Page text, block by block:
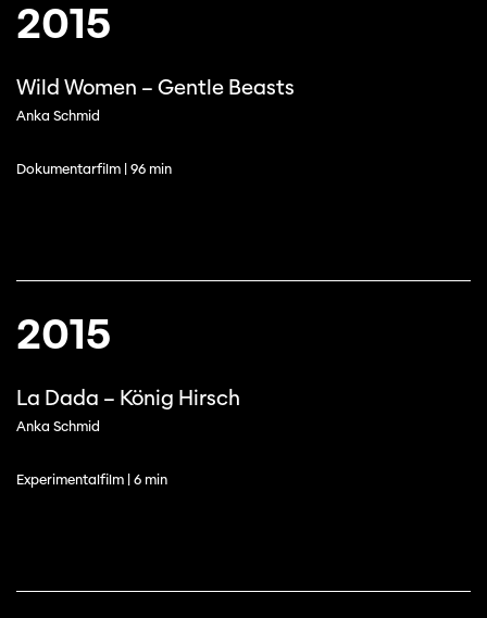
2015
Wild Women – Gentle Beasts
Anka Schmid
Dokumentarfilm | 96 min
2015
La Dada – König Hirsch
Anka Schmid
Experimentalfilm | 6 min